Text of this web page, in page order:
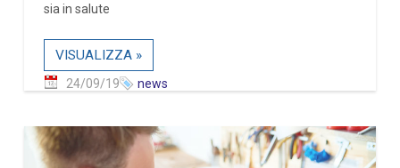
sia in salute
VISUALIZZA »
24/09/19 news